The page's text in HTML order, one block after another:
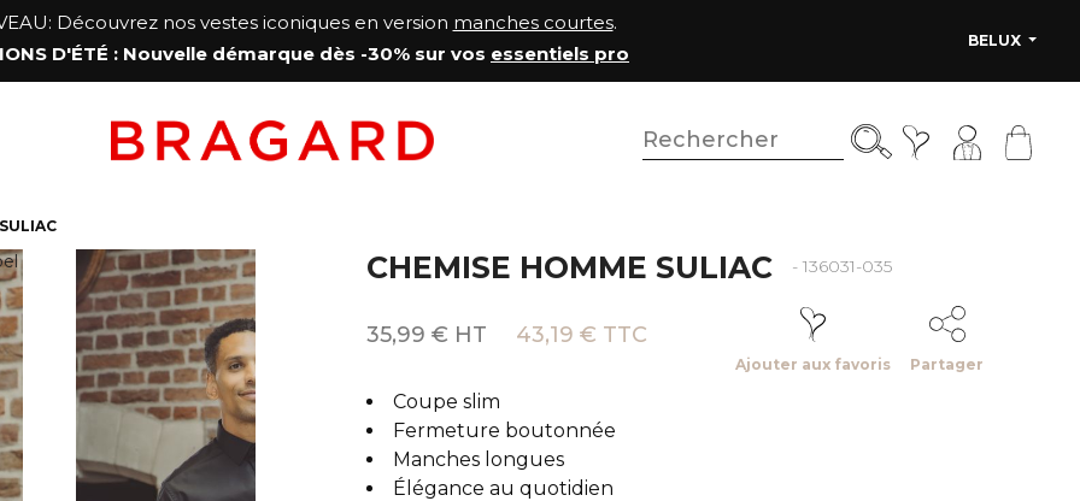
Découvrez nos vestes iconiques en version manches courtes.
D'ÉTÉ : Nouvelle démarque dès -30% sur vos essentiels pro
BELUX
CHEMISE HOMME SULIAC - 136031-035
35,99 € HT 43,19 € TTC
Ajouter aux favoris Partager
Coupe slim
Fermeture boutonnée
Manches longues
Élégance au quotidien